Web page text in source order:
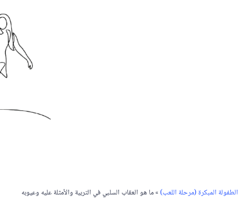
الطفولة المبكرة (مرحلة اللعب)»ما هو العقاب السلبي في التربية والأمثلة عليه وعيوبه